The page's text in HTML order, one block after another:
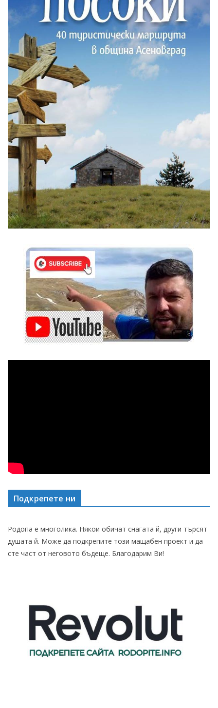
Подкрепете ни
Родопа е многолика. Някои обичат снагата й, други търсят
душата й. Може да подкрепите този мащабен проект и да
сте част от неговото бъдеще. Благодарим Ви!